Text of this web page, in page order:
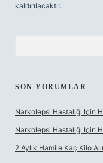
kaldırılacaktır.
SON YORUMLAR
Narkolepsi Hastalığı Için
Narkolepsi Hastalığı Için
2 Aylık Hamile Kaç Kilo